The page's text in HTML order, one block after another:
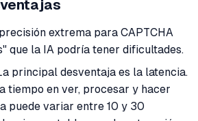
extrema para CAPTCHA
que la IA podría tener dificultades.
principal desventaja es la latencia.
tiempo en ver, procesar y hacer
puede variar entre 10 y 30